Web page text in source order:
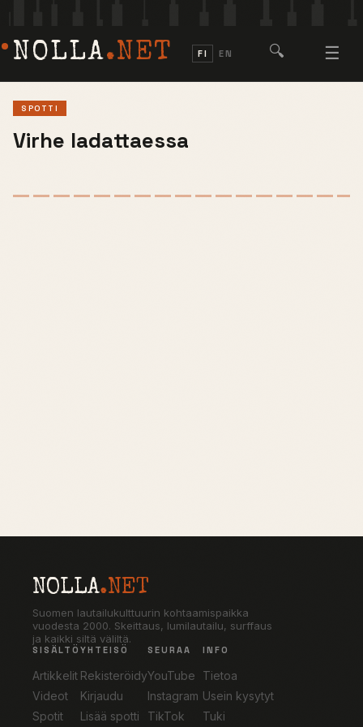
NOLLA.NET FI EN 🔍 ☰
SPOTTI
Virhe ladattaessa
NOLLA.NET
Suomen lautailukulttuurin kohtaamispaikka
vuodesta 2000. Skeittaus, lumilautailu, surffaus
ja kaikki siltä väliltä.
SISÄLTÖ
Artikkelit
Videot
Spotit
YHTEISÖ
Rekisteröidy
Kirjaudu
Lisää spotti
SEURAA
YouTube
Instagram
TikTok
INFO
Tietoa
Usein kysytyt
Tuki